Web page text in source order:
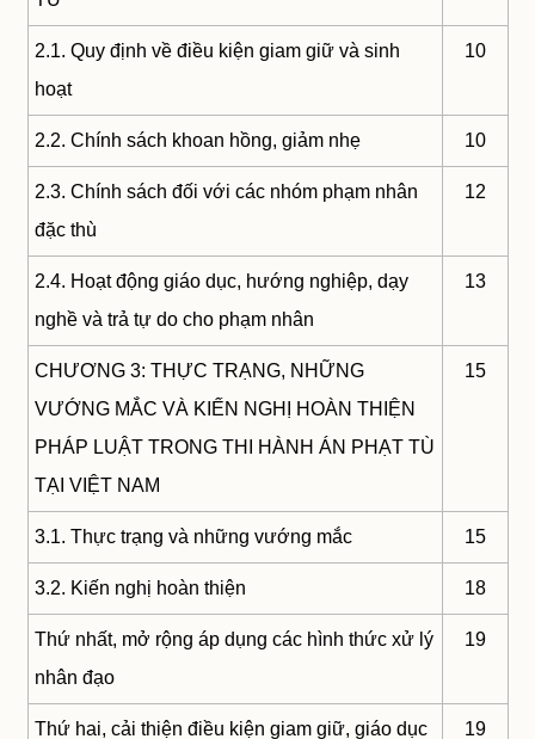
2.1. Quy định về điều kiện giam giữ và sinh
hoạt
10
2.2. Chính sách khoan hồng, giảm nhẹ 10
2.3. Chính sách đối với các nhóm phạm nhân
đặc thù
12
2.4. Hoạt động giáo dục, hướng nghiệp, dạy
nghề và trả tự do cho phạm nhân
13
CHƯƠNG 3: THỰC TRẠNG, NHỮNG
VƯỚNG MẮC VÀ KIẾN NGHỊ HOÀN THIỆN
PHÁP LUẬT TRONG THI HÀNH ÁN PHẠT TÙ
TẠI VIỆT NAM
15
3.1. Thực trạng và những vướng mắc 15
3.2. Kiến nghị hoàn thiện 18
Thứ nhất, mở rộng áp dụng các hình thức xử lý
nhân đạo
19
Thứ hai, cải thiện điều kiện giam giữ, giáo dục
19